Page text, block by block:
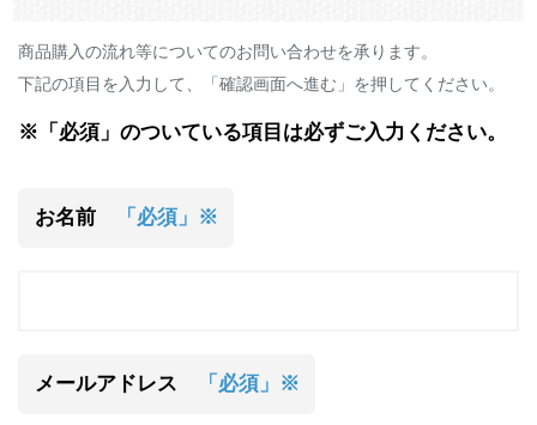
商品購入の流れ等についてのお問い合わせを承ります。
下記の項目を入力して、「確認画面へ進む」を押してください。
※「必須」のついている項目は必ずご入力ください。
お名前 「必須」※
メールアドレス 「必須」※